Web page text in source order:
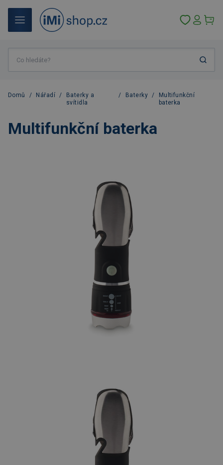
Domů / Nářadí /
Baterky a
svítidla
/ Baterky /
Multifunkční
baterka
Multifunkční baterka